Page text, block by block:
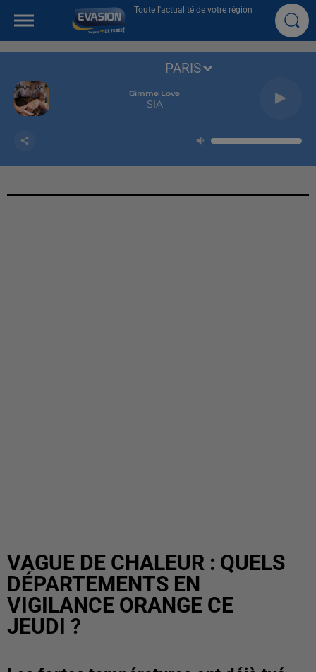
Toute l'actualité de votre région
Gimme Love
SIA
PARIS
VAGUE DE CHALEUR : QUELS
DÉPARTEMENTS EN
VIGILANCE ORANGE CE
JEUDI ?